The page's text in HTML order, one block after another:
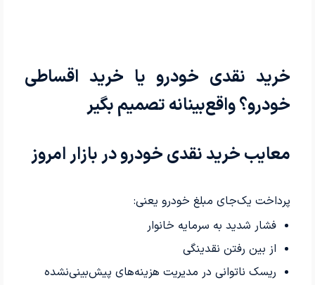
خرید نقدی خودرو یا خرید اقساطی
خودرو؟ واقع‌بینانه تصمیم بگیر
معایب خرید نقدی خودرو در بازار امروز
پرداخت یک‌جای مبلغ خودرو یعنی:
فشار شدید به سرمایه خانوار
از بین رفتن نقدینگی
ریسک ناتوانی در مدیریت هزینه‌های پیش‌بینی‌نشده